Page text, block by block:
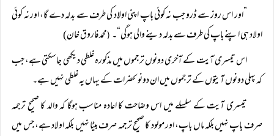
”اور اس روز سے ڈرو جب نہ کوئی باپ اپنی اولاد کی طرف سے بدلہ دے گا، اور نہ کوئی
اولاد ہی اپنے باپ کی طرف سے بدلہ دینے والی ہوگی“۔ (محمد فاروق خان)
اس تیسری آیت کے آخری دونوں ترجموں میں مذکورہ غلطی دیکھی جاسکتی ہے، جب
کہ پہلی دونوں آیتوں کے ترجموں میں ان دونوںحضرات کے یہاں یہ غلطی نہیں ہے۔
تیسری آیت کے سلسلے میں اس وضاحت کا اعادہ مناسب ہوگا کہ والد کا صحیح ترجمہ
صرف باپ نہیں بلکہ ماں باپ، اور مولود کا صحیح ترجمہ صرف بیٹا نہیں بلکہ اولاد ہے، جس میں